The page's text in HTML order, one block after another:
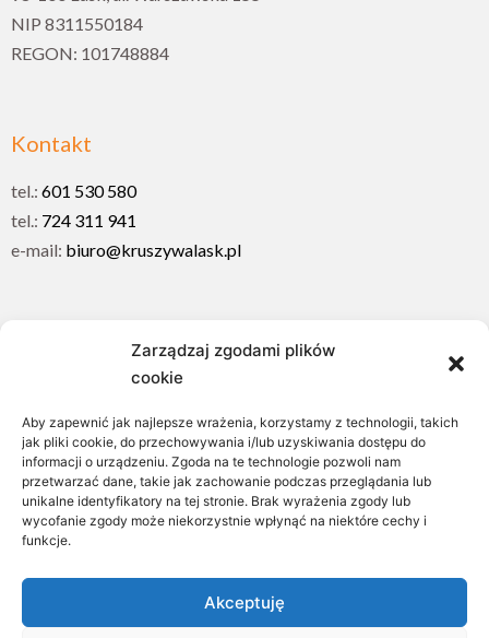
Zarządzaj zgodami plików
cookie
Aby zapewnić jak najlepsze wrażenia, korzystamy z technologii, takich
jak pliki cookie, do przechowywania i/lub uzyskiwania dostępu do
informacji o urządzeniu. Zgoda na te technologie pozwoli nam
przetwarzać dane, takie jak zachowanie podczas przeglądania lub
unikalne identyfikatory na tej stronie. Brak wyrażenia zgody lub
wycofanie zgody może niekorzystnie wpłynąć na niektóre cechy i
funkcje.
Akceptuję
NIP 8311550184
REGON: 101748884
Kontakt
tel.: 601 530 580
tel.: 724 311 941
e-mail: biuro@kruszywalask.pl
Kostka granitowa
Żwiry, grysy, piaskowce
Usługi minikoparką
Ładowarka teleskopowa
Realizacje
Polityka plików cookies (EU)